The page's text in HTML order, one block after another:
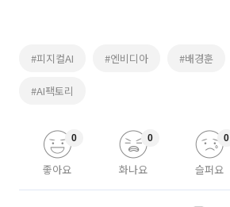
#피지컬AI #엔비디아 #배경훈
#AI팩토리
좋아요
0
화나요
0
슬퍼요
0